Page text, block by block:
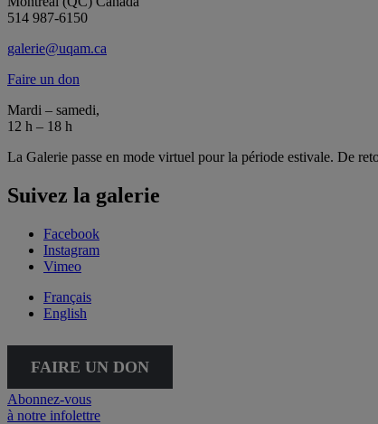
514 987-6150
galerie@uqam.ca
Faire un don
Mardi – samedi,
12 h – 18 h
La Galerie passe en mode virtuel pour la période estivale. De
Suivez la galerie
Facebook
Instagram
Vimeo
Français
English
FAIRE UN DON
Abonnez-vous
à notre infolettre